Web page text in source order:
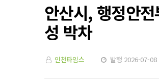
안산시, 행정안
성 박차
인천타임스 발행 2026-07-08